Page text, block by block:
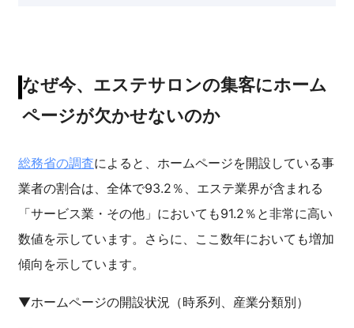
なぜ今、エステサロンの集客にホーム
ページが欠かせないのか
総務省の調査によると、ホームページを開設している事
業者の割合は、全体で93.2％、エステ業界が含まれる
「サービス業・その他」においても91.2％と非常に高い
数値を示しています。さらに、ここ数年においても増加
傾向を示しています。
▼ホームページの開設状況（時系列、産業分類別）